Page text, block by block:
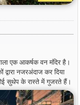
एक आकर्षक वन मंदिर है।
नजरअंदाज कर दिया
सुथेप के रास्ते में गुजरते हैं।